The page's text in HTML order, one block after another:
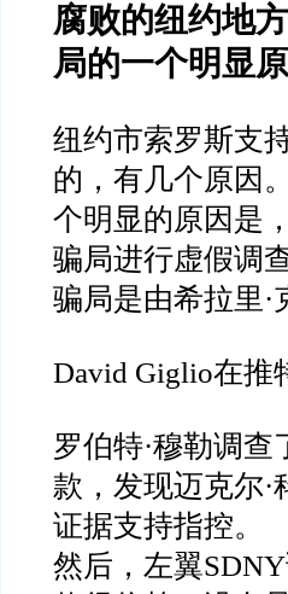
腐败的纽约地
局的一个明显
纽约市索罗斯支
的，有几个原因
个明显的原因是
骗局进行虚假调
骗局是由希拉里·
David Giglio在推
罗伯特·穆勒调查
款，发现迈克尔·
证据支持指控。
然后，左翼SDNY